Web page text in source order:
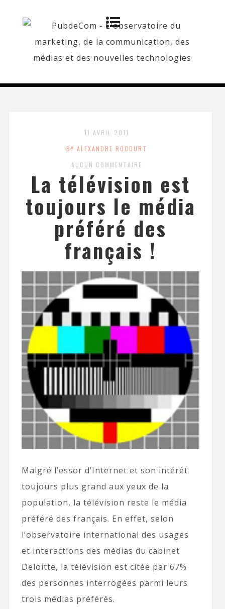
11 AVRIL 2011
BY ALEXANDRE ROCOURT
AUCUN COMMENTAIRE
La télévision est
toujours le média
préféré des
français !
Malgré l’essor d’Internet et son intérêt
toujours plus grand aux yeux de la
population, la télévision reste le média
préféré des français. En effet, selon
l’observatoire international des usages
et interactions des médias du cabinet
Deloitte, la télévision est citée par 67%
des personnes interrogées parmi leurs
trois médias préférés.